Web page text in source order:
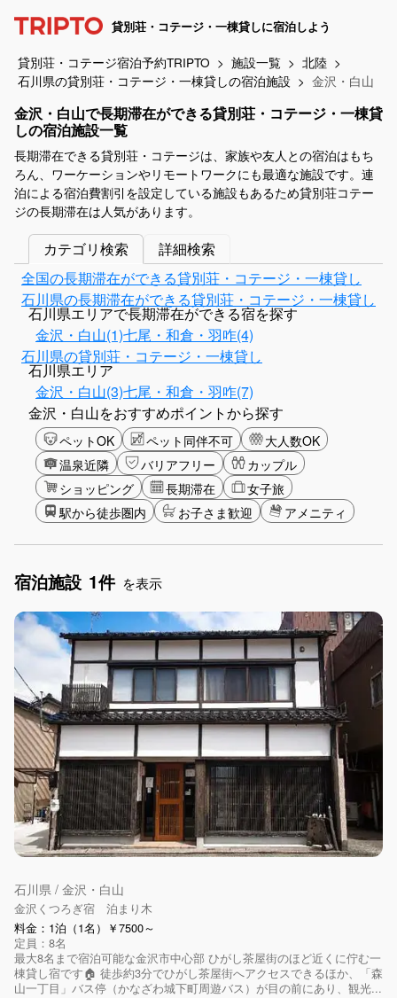
貸別荘・コテージ・一棟貸しに宿泊しよう
貸別荘・コテージ宿泊予約TRIPTO 施設一覧
北陸
石川県の貸別荘・コテージ・一棟貸しの宿泊施設
金沢・白山
金沢・白山で長期滞在ができる貸別荘・コテージ・一棟貸
しの宿泊施設一覧
長期滞在できる貸別荘・コテージは、家族や友人との宿泊はもち
ろん、ワーケーションやリモートワークにも最適な施設です。連
泊による宿泊費割引を設定している施設もあるため貸別荘コテー
ジの長期滞在は人気があります。
カテゴリ検索
詳細検索
全国の長期滞在ができる貸別荘・コテージ・一棟貸し
石川県の長期滞在ができる貸別荘・コテージ・一棟貸し
石川県エリアで長期滞在ができる宿を探す
金沢・白山(1)七尾・和倉・羽咋(4)
石川県の貸別荘・コテージ・一棟貸し
石川県エリア
金沢・白山(3)七尾・和倉・羽咋(7)
金沢・白山をおすすめポイントから探す
ペットOK ペット同伴不可
大人数OK
温泉近隣
バリアフリー
カップル
ショッピング
長期滞在
女子旅
駅から徒歩圏内
お子さま歓迎 アメニティ
宿泊施設 1件 を表示
石川県 / 金沢・白山
金沢くつろぎ宿 泊まり木
料金：1泊（1名）￥7500～
定員：8名
最大8名まで宿泊可能な金沢市中心部 ひがし茶屋街のほど近くに佇む一
棟貸し宿です🏠 徒歩約3分でひがし茶屋街へアクセスできるほか、「森
山一丁目」バス停（かなざわ城下町周遊バス）が目の前にあり、観光...